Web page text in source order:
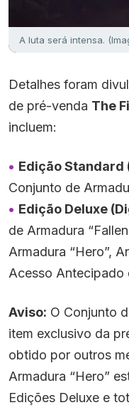
A luta será intensa.
Detalhes foram
de pré-venda The
incluem:
Edição Standard
Conjunto de
Edição Deluxe
de Armadura
Armadura “Hero”,
Acesso Antecipado
Aviso: O Conjunto
item exclusivo da
obtido por outros
Armadura “Hero”
Edições Deluxe e